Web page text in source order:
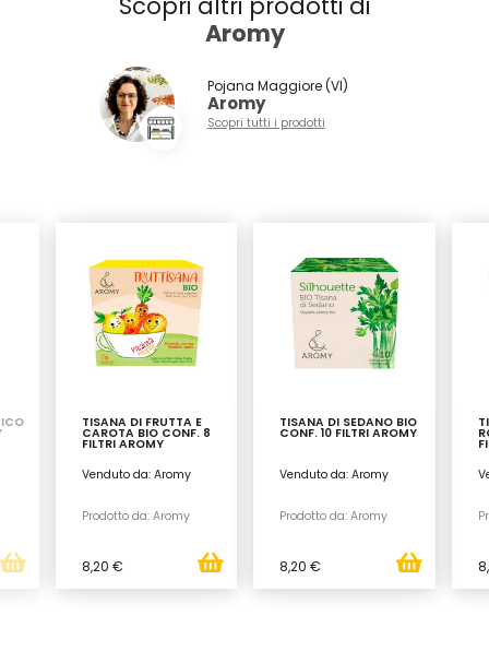
Aromy
Pojana Maggiore (VI)
Aromy
Scopri tutti i prodotti
TISANA DI FRUTTA E
CAROTA BIO CONF. 8
FILTRI AROMY
Venduto da: Aromy
Prodotto da: Aromy
8,20 €
TISANA DI SEDANO BIO
CONF. 10 FILTRI AROMY
Venduto da: Aromy
Prodotto da: Aromy
8,20 €